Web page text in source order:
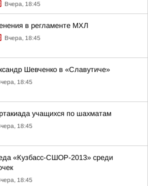
Вчера, 18:45
в регламенте МХЛ
Вчера, 18:45
Шевченко в «Славутиче»
18:45
учащихся по шахматам
18:45
«Кузбасс-СШОР-2013» среди
18:45